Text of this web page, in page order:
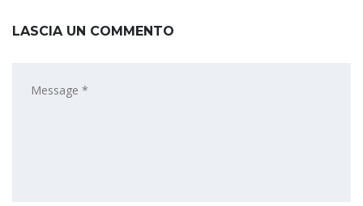
LASCIA UN COMMENTO